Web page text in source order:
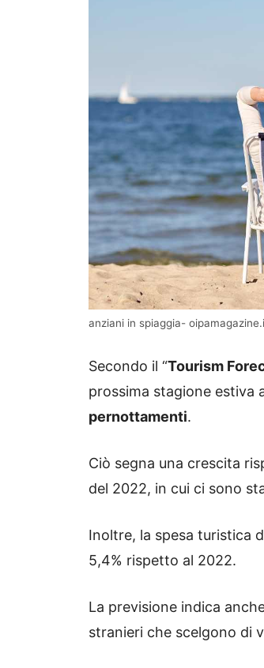
anziani in spiaggia-
Secondo il “Tourism
prossima stagione estiva
pernottamenti.
Ciò segna una crescita
del 2022, in cui ci sono
Inoltre, la spesa turistica
5,4% rispetto al 2022.
La previsione indica
stranieri che scelgono di